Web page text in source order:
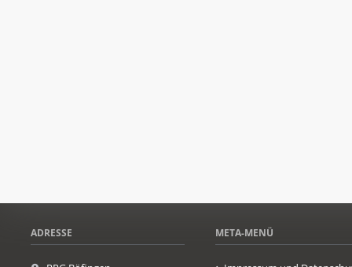
ADRESSE META-MENÜ